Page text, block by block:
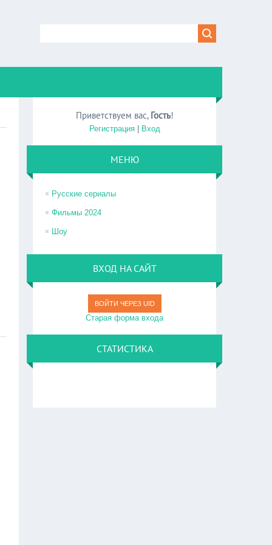
Приветствуем вас, Гость!
Регистрация| Вход
МЕНЮ
Русские сериалы
Фильмы 2024
Шоу
ВХОД НА САЙТ
ВОЙТИ ЧЕРЕЗ UID
Старая форма входа
СТАТИСТИКА